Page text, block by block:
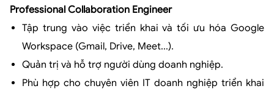
Professional Collaboration Engineer
Tập trung vào việc triển khai và tối ưu hóa Google
Workspace (Gmail, Drive, Meet...).
Quản trị và hỗ trợ người dùng doanh nghiệp.
Phù hợp cho chuyên viên IT doanh nghiệp triển khai